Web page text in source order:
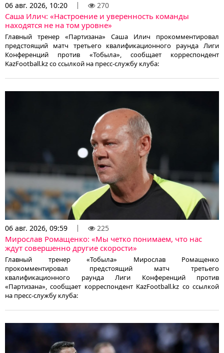
06 авг. 2026, 10:20 270
Саша Илич: «Настроение и уверенность команды
находятся не на том уровне»
Главный тренер «Партизана» Саша Илич прокомментировал
предстоящий матч третьего квалификационного раунда Лиги
Конференций против «Тобыла», сообщает корреспондент
KazFootball.kz со ссылкой на пресс-службу клуба:
06 авг. 2026, 09:59 225
Мирослав Ромащенко: «Мы четко понимаем, что нас
ждут совершенно другие скорости»
Главный тренер «Тобыла» Мирослав Ромащенко
прокомментировал предстоящий матч третьего
квалификационного раунда Лиги Конференций против
«Партизана», сообщает корреспондент KazFootball.kz со ссылкой
на пресс-службу клуба: